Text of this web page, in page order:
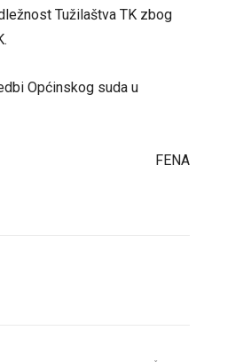
Tužilaštva TK zbog
Općinskog suda u
FENA